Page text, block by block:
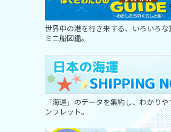
世界中の港を行き来する、いろいろな
ミニ船図鑑。
「海運」のデータを集約し、わかり
ンフレット。